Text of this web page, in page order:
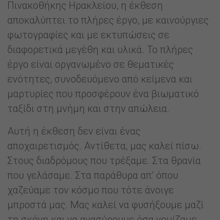
Πινακοθήκης Ηρακλείου, η έκθεση
αποκαλύπτει το πλήρες έργο, με καινούργιες
φωτογραφίες και με εκτυπώσεις σε
διαφορετικά μεγέθη και υλικά. Το πλήρες
έργο είναι οργανωμένο σε θεματικές
ενότητες, συνοδευόμενο από κείμενα και
μαρτυρίες που προσφέρουν ένα βιωματικό
ταξίδι στη μνήμη και στην απώλεια.
Αυτή η έκθεση δεν είναι ένας
αποχαιρετισμός. Αντίθετα, μας καλεί πίσω.
Στους διαδρόμους που τρέξαμε. Στα θρανία
που γελάσαμε. Στα παράθυρα απ’ όπου
χαζεύαμε τον κόσμο που τότε άνοιγε
μπροστά μας. Μας καλεί να φυσήξουμε μαζί